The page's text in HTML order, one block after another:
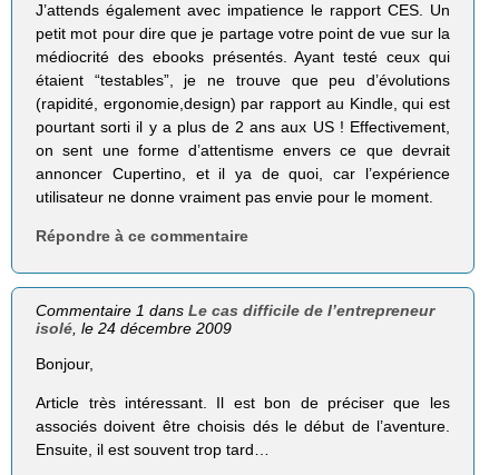
J’attends également avec impatience le rapport CES. Un
petit mot pour dire que je partage votre point de vue sur la
médiocrité des ebooks présentés. Ayant testé ceux qui
étaient “testables”, je ne trouve que peu d’évolutions
(rapidité, ergonomie,design) par rapport au Kindle, qui est
pourtant sorti il y a plus de 2 ans aux US ! Effectivement,
on sent une forme d’attentisme envers ce que devrait
annoncer Cupertino, et il ya de quoi, car l’expérience
utilisateur ne donne vraiment pas envie pour le moment.
Répondre à ce commentaire
Commentaire 1 dansLe cas difficile de l’entrepreneur
isolé , le 24 décembre 2009
Bonjour,
Article très intéressant. Il est bon de préciser que les
associés doivent être choisis dés le début de l’aventure.
Ensuite, il est souvent trop tard…